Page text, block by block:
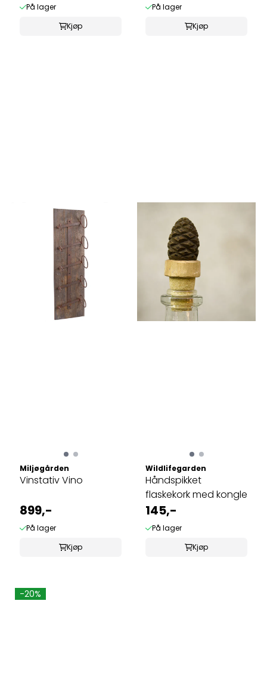
På lager
Kjøp
På lager
Kjøp
Miljøgården
Vinstativ Vino
899,-
På lager
Kjøp
Wildlifegarden
Håndspikket
flaskekork med kongle
145,-
På lager
Kjøp
-20%